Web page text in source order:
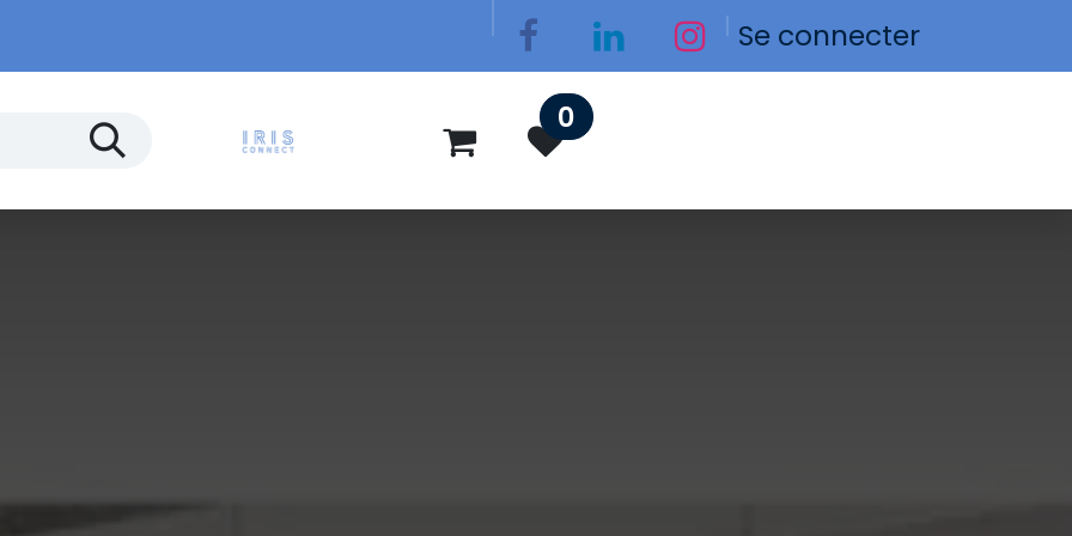
Se connecter
0